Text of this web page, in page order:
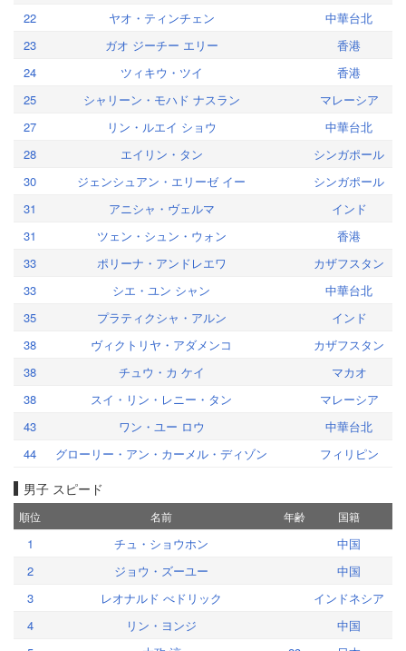
22
ヤオ・ティンチェン
中華台北
23
ガオ ジーチー エリー
香港
24
ツィキウ・ツイ
香港
25
シャリーン・モハド ナスラン
マレーシア
27
リン・ルエイ ショウ
中華台北
28
エイリン・タン
シンガポール
30
ジェンシュアン・エリーゼ イー
シンガポール
31
アニシャ・ヴェルマ
インド
31
ツェン・シュン・ウォン
香港
33
ポリーナ・アンドレエワ
カザフスタン
33
シエ・ユン シャン
中華台北
35
プラティクシャ・アルン
インド
38
ヴィクトリヤ・アダメンコ
カザフスタン
38
チュウ・カ ケイ
マカオ
38
スイ・リン・レニー・タン
マレーシア
43
ワン・ユー ロウ
中華台北
44
グローリー・アン・カーメル・ディゾン フィリピン
男子 スピード
順位 名前 年齢 国籍
1 チュ・ショウホン
中国
2
ジョウ・ズーユー
中国
3
レオナルド べドリック
インドネシア
4
リン・ヨンジ
中国